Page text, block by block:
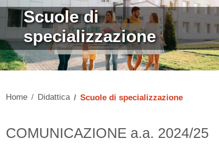
Immagine
Scuole di
specializzazione
Home Didattica Scuole di specializzazione
Contenuto
COMUNICAZIONE a.a. 2024/25